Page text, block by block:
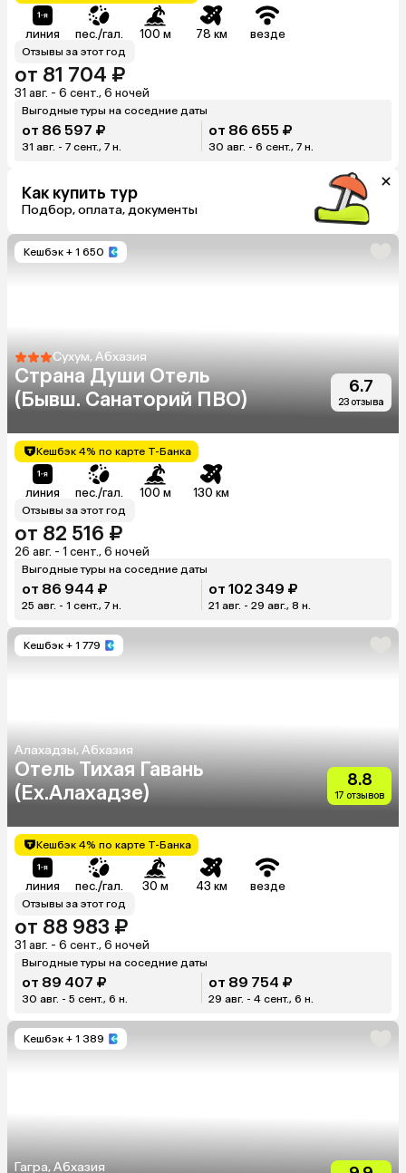
линия пес./гал. 100 м 78 км везде
Отзывы за этот год
от 81 704 ₽
31 авг. - 6 сент., 6 ночей
Выгодные туры на соседние даты
от 86 597 ₽
31 авг. - 7 сент., 7 н.
от 86 655 ₽
30 авг. - 6 сент., 7 н.
Как купить тур
Подбор, оплата, документы
Кешбэк + 1 650
Сухум, Абхазия
Страна Души Отель
(Бывш. Санаторий ПВО)
6.7
23 отзыва
Кешбэк 4% по карте Т-Банка
линия пес./гал. 100 м 130 км
Отзывы за этот год
от 82 516 ₽
26 авг. - 1 сент., 6 ночей
Выгодные туры на соседние даты
от 86 944 ₽
25 авг. - 1 сент., 7 н.
от 102 349 ₽
21 авг. - 29 авг., 8 н.
Кешбэк + 1 779
Алахадзы, Абхазия
Отель Тихая Гавань
(Ex.Алахадзе)
8.8
17 отзывов
Кешбэк 4% по карте Т-Банка
линия пес./гал. 30 м 43 км везде
Отзывы за этот год
от 88 983 ₽
31 авг. - 6 сент., 6 ночей
Выгодные туры на соседние даты
от 89 407 ₽
30 авг. - 5 сент., 6 н.
от 89 754 ₽
29 авг. - 4 сент., 6 н.
Кешбэк + 1 389
Гагра, Абхазия